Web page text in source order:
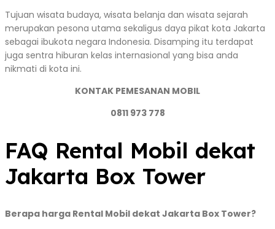
Tujuan wisata budaya, wisata belanja dan wisata sejarah
merupakan pesona utama sekaligus daya pikat kota Jakarta
sebagai ibukota negara Indonesia. Disamping itu terdapat
juga sentra hiburan kelas internasional yang bisa anda
nikmati di kota ini.
KONTAK PEMESANAN MOBIL
0811 973 778
FAQ Rental Mobil dekat
Jakarta Box Tower
Berapa harga Rental Mobil dekat Jakarta Box Tower?